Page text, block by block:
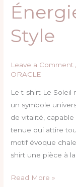
Style
Leave a Comment
ORACLE
Le t-shirt Le Soleil
un symbole
de vitalité,
tenue qui attire
motif évoque
shirt une pièce à
Le
Soleil
:
Énergie,
Read More »